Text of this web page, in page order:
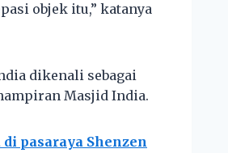
objek itu,” katanya
dikenali sebagai
Masjid India.
pasaraya Shenzen